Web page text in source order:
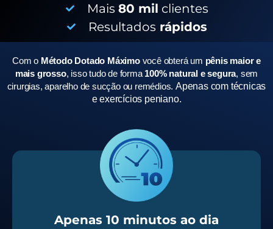
Mais 80 mil clientes
Resultados rápidos
Com o Método Dotado Máximo você obterá um pênis maior e
mais grosso, isso tudo de forma 100% natural e segura, sem
cirurgias, aparelho de sucção ou remédios.Apenas com técnicas
e exercícios peniano.
Apenas 10 minutos ao dia